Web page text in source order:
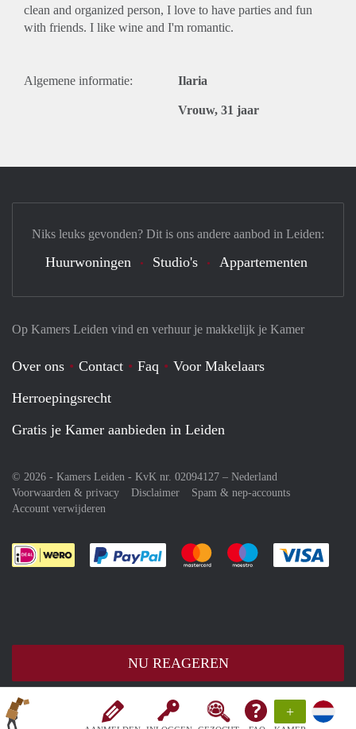
+
clean and organized person, I love to have parties and fun
with friends. I like wine and I'm romantic.
Algemene informatie: Ilaria
Vrouw, 31 jaar
NU REAGEREN
Op Kamers Leiden vind en verhuur je makkelijk je Kamer
Over ons Contact Faq
Voor Makelaars
Herroepingsrecht
Gratis je Kamer aanbieden in Leiden
© 2026 - Kamers Leiden - KvK nr. 02094127 – Nederland
Voorwaarden & privacy
Disclaimer
Spam & nep-accounts
Account verwijderen
Je rekent gemakkelijk af met Paypal
Je rekent gemakkelijk af met
Je rekent
Niks leuks gevonden? Dit is ons andere aanbod in Leiden:
Huurwoningen Studio's Appartementen